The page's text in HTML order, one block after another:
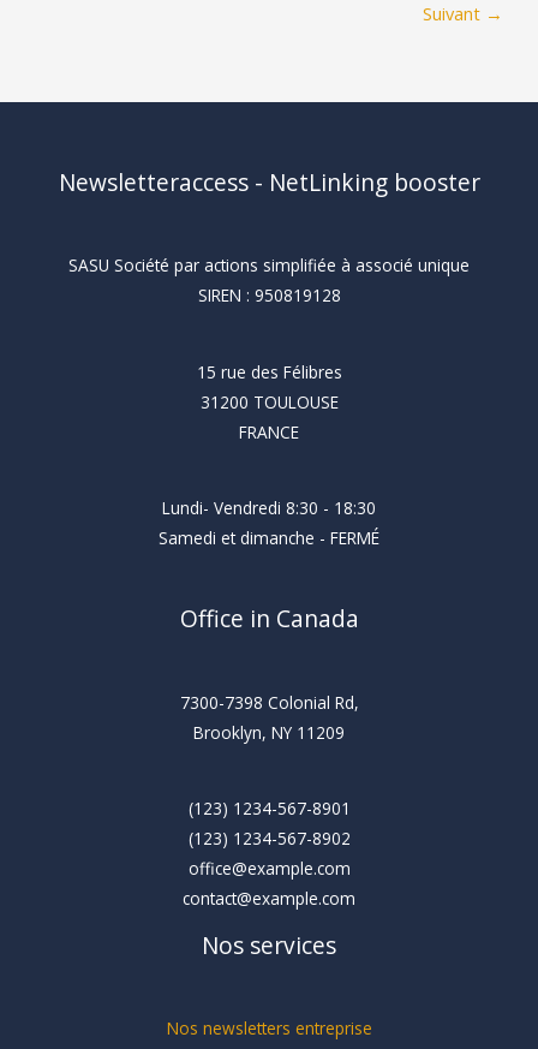
Suivant →
Newsletteraccess - NetLinking booster
SASU Société par actions simplifiée à associé unique
SIREN : 950819128
15 rue des Félibres
31200 TOULOUSE
FRANCE
Lundi- Vendredi 8:30 - 18:30
Samedi et dimanche - FERMÉ
Office in Canada
7300-7398 Colonial Rd,
Brooklyn, NY 11209
(123) 1234-567-8901
(123) 1234-567-8902
office@example.com
contact@example.com
Nos services
Nos newsletters entreprise